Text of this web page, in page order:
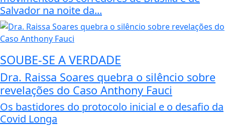
Salvador na noite da...
SOUBE-SE A VERDADE
Dra. Raissa Soares quebra o silêncio sobre
revelações do Caso Anthony Fauci
Os bastidores do protocolo inicial e o desafio da
Covid Longa